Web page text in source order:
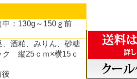
中：130g～150ｇ前
、酒粕、みりん、砂糖
ク 縦25ｃｍ×横15ｃ
後